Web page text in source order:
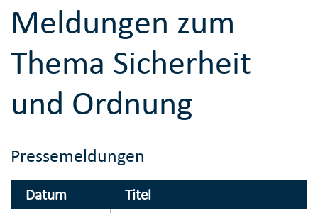
Meldungen zum
Thema Sicherheit
und Ordnung
Pressemeldungen
Datum Titel